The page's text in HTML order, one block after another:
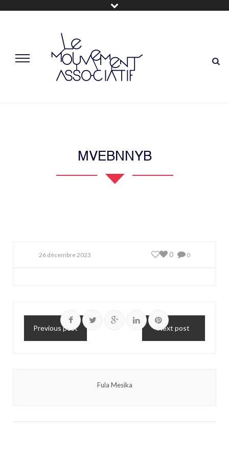
MVEBNNYB
26 décembre 2023 0
0
Previous post Next post
Fula Mesika